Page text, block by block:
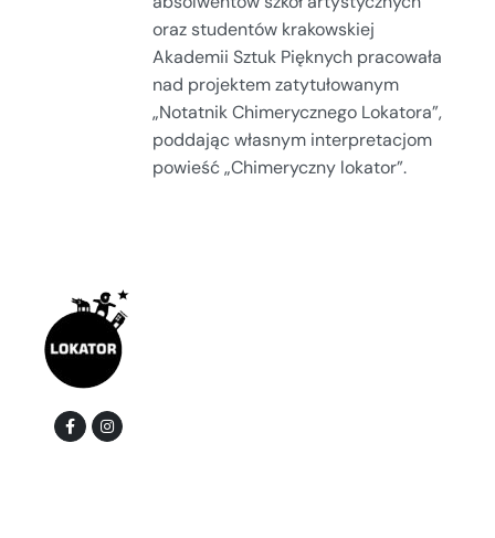
oraz studentów krakowskiej
Akademii Sztuk Pięknych pracowała
nad projektem zatytułowanym
„Notatnik Chimerycznego Lokatora”,
poddając własnym interpretacjom
powieść „Chimeryczny lokator”.